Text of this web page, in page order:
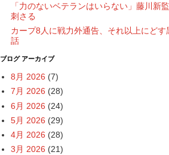
「力のないベテランはいらない」藤川新
刺さる
カープ8人に戦力外通告、それ以上にど
話
ブログ アーカイブ
8月 2026 (7)
7月 2026 (28)
6月 2026 (24)
5月 2026 (29)
4月 2026 (28)
3月 2026 (21)